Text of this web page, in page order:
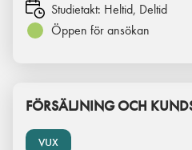
Studietakt: Heltid, Deltid
Öppen för ansökan
VUX
FÖRSÄLJNING OCH